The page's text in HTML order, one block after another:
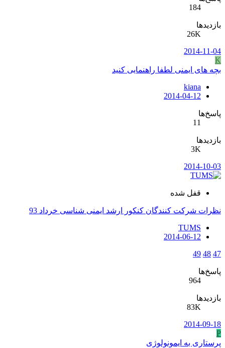
184
بازدیدها
26K
2014-11-04
K
بچه های ایمنی لطفا راهنمایی کنید
kiana
2014-04-12
پاسخ‌ها
11
بازدیدها
3K
2014-10-03
قفل شده
نظرات شرکت کنندگان کنکور ارشد ایمنی شناسی خرداد 93
TUMS
2014-06-12
47
48
49
پاسخ‌ها
964
بازدیدها
83K
2014-09-18
P
پرستاری به ایمونولوژی